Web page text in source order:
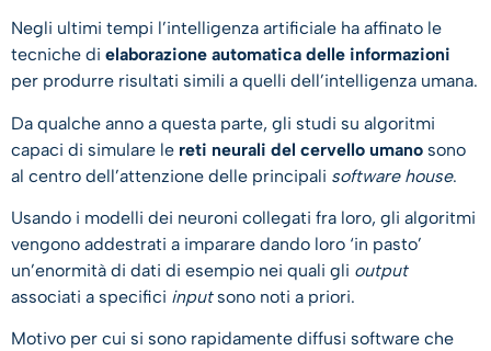
Negli ultimi tempi l’intelligenza artificiale ha affinato le
tecniche di elaborazione automatica delle informazioni
per produrre risultati simili a quelli dell’intelligenza umana.
Da qualche anno a questa parte, gli studi su algoritmi
capaci di simulare le reti neurali del cervello umano sono
al centro dell’attenzione delle principali software house.
Usando i modelli dei neuroni collegati fra loro, gli algoritmi
vengono addestrati a imparare dando loro ‘in pasto’
un’enormità di dati di esempio nei quali gli output
associati a specifici inputsono noti a priori.
Motivo per cui si sono rapidamente diffusi software che